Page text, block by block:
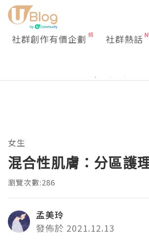
社群創作有價企劃 社群熱話
女生
混合性肌膚：分區護
瀏覽次數:286
孟美玲
發佈於 2021.12.13